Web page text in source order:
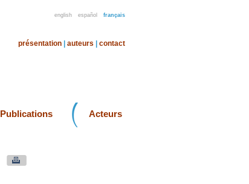
english español français
présentation auteurs contact
Publications Acteurs